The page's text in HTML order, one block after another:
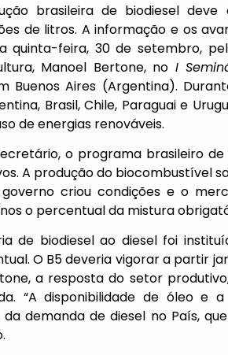
brasileira de biodiesel
de litros. A informação e os
quinta-feira, 30 de setembro,
Manoel Bertone, no I
Buenos Aires (Argentina).
Brasil, Chile, Paraguai e
de energias renováveis.
o programa brasileiro
A produção do biocombustível
criou condições e o
o percentual da mistura
de biodiesel ao diesel foi
O B5 deveria vigorar a partir
a resposta do setor
“A disponibilidade de óleo e
demanda de diesel no País,